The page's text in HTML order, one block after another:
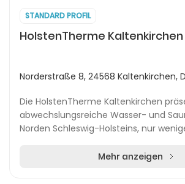
STANDARD PROFIL
HolstenTherme Kaltenkirchen
Norderstraße 8, 24568 Kaltenkirchen,
Die HolstenTherme Kaltenkirchen
abwechslungsreiche Wasser- und
Norden Schleswig-Holsteins, nur
Mehr anzeigen